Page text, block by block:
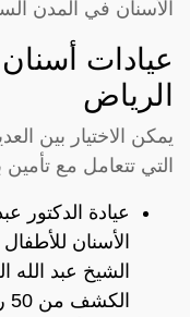
الأسنان في المدن
عيادات
الرياض
يمكن الاختيار بين
التي تتعامل مع تأمين
عيادة الدكتور
الأسنان
الشيخ عبد الله
الكشف من 50 ريال سعودي.